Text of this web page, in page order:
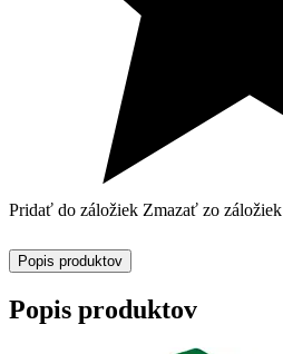
Pridať do záložiek Zmazať zo záložiek
Popis produktov
Popis produktov